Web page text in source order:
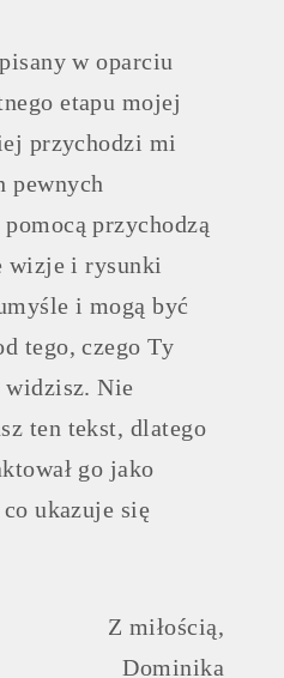
w oparciu
etapu mojej
przychodzi mi
pewnych
przychodzą
wizje i rysunki
i mogą być
tego, czego Ty
widzisz. Nie
ten tekst, dlatego
go jako
ukazuje się
Z miłością,
Dominika